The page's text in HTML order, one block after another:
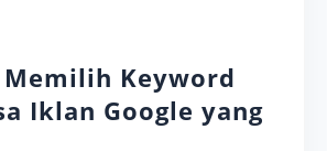
Memilih Keyword
Iklan Google yang